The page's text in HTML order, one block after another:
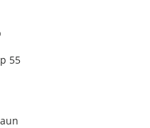
55